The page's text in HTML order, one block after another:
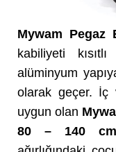
Mywam Pegaz
kabiliyeti
alüminyum
olarak geçer. İç
uygun olan
80 – 140